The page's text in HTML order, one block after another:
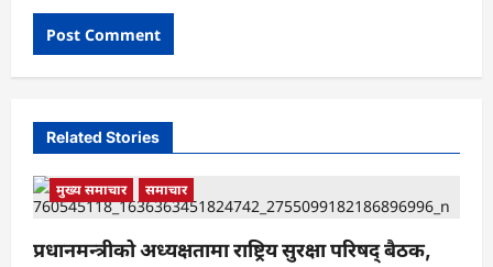
Related Stories
मुख्य समाचार समाचार
प्रधानमन्त्रीको अध्यक्षतामा राष्ट्रिय सुरक्षा परिषद् बैठक,